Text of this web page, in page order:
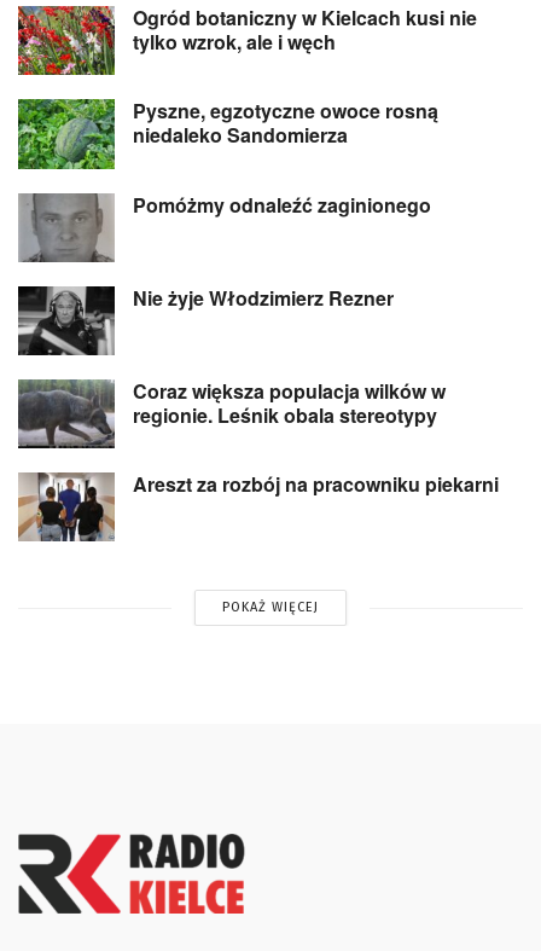
Ogród botaniczny w Kielcach kusi nie
tylko wzrok, ale i węch
Pyszne, egzotyczne owoce rosną
niedaleko Sandomierza
Pomóżmy odnaleźć zaginionego
Nie żyje Włodzimierz Rezner
Coraz większa populacja wilków w
regionie. Leśnik obala stereotypy
Areszt za rozbój na pracowniku piekarni
POKAŻ WIĘCEJ